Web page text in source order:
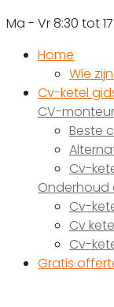
Ma - Vr 8:30 tot
Home
Wie
Cv-ketel
CV-
Beste
Cv-
Onderhoud
Cv-
Cv
Cv-
Gratis